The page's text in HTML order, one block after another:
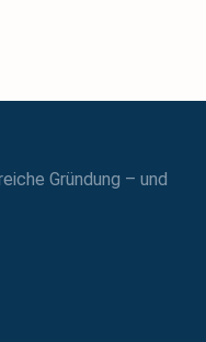
Gründung – und